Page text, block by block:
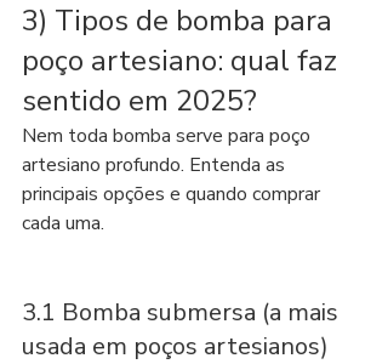
3) Tipos de bomba para
poço artesiano: qual faz
sentido em 2025?
Nem toda bomba serve para poço
artesiano profundo. Entenda as
principais opções e quando comprar
cada uma.
3.1 Bomba submersa (a mais
usada em poços artesianos)